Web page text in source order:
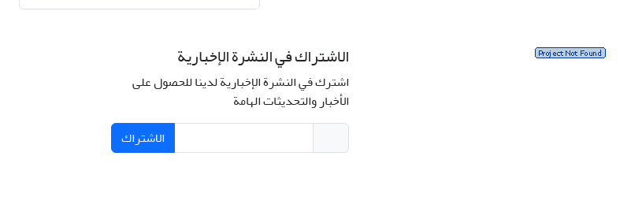
الاشتراك في النشرة الإخبارية
اشترك في النشرة الإخبارية لدينا للحصول على
الأخبار والتحديثات الهامة
الاشتراك